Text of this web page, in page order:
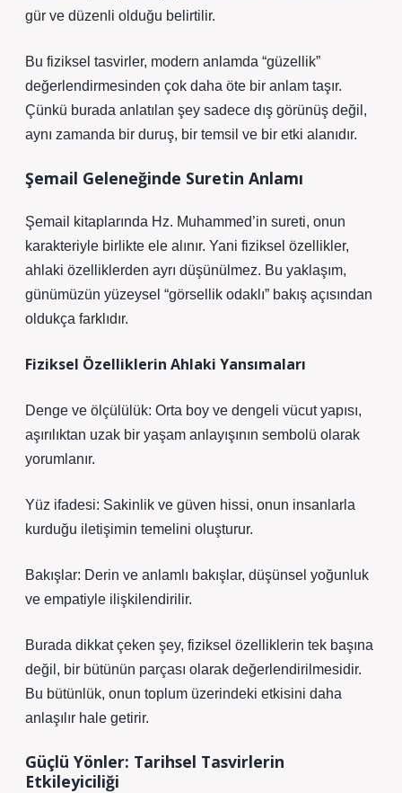
gür ve düzenli olduğu belirtilir.
Bu fiziksel tasvirler, modern anlamda “güzellik”
değerlendirmesinden çok daha öte bir anlam taşır.
Çünkü burada anlatılan şey sadece dış görünüş değil,
aynı zamanda bir duruş, bir temsil ve bir etki alanıdır.
Şemail Geleneğinde Suretin Anlamı
Şemail kitaplarında Hz. Muhammed’in sureti, onun
karakteriyle birlikte ele alınır. Yani fiziksel özellikler,
ahlaki özelliklerden ayrı düşünülmez. Bu yaklaşım,
günümüzün yüzeysel “görsellik odaklı” bakış açısından
oldukça farklıdır.
Fiziksel Özelliklerin Ahlaki Yansımaları
Denge ve ölçülülük: Orta boy ve dengeli vücut yapısı,
aşırılıktan uzak bir yaşam anlayışının sembolü olarak
yorumlanır.
Yüz ifadesi: Sakinlik ve güven hissi, onun insanlarla
kurduğu iletişimin temelini oluşturur.
Bakışlar: Derin ve anlamlı bakışlar, düşünsel yoğunluk
ve empatiyle ilişkilendirilir.
Burada dikkat çeken şey, fiziksel özelliklerin tek başına
değil, bir bütünün parçası olarak değerlendirilmesidir.
Bu bütünlük, onun toplum üzerindeki etkisini daha
anlaşılır hale getirir.
Güçlü Yönler: Tarihsel Tasvirlerin
Etkileyiciliği